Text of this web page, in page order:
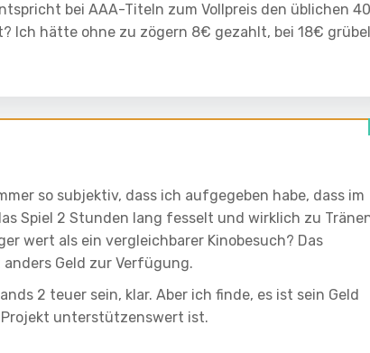
bei AAA-Titeln zum Vollpreis den üblichen
Ich hätte ohne zu zögern 8€ gezahlt, bei 18€ grübel
so subjektiv, dass ich aufgegeben habe, dass im
Spiel 2 Stunden lang fesselt und wirklich zu
wert als ein vergleichbarer Kinobesuch? Das
Geld zur Verfügung.
2 teuer sein, klar. Aber ich finde, es ist sein Geld
unterstützenswert ist.